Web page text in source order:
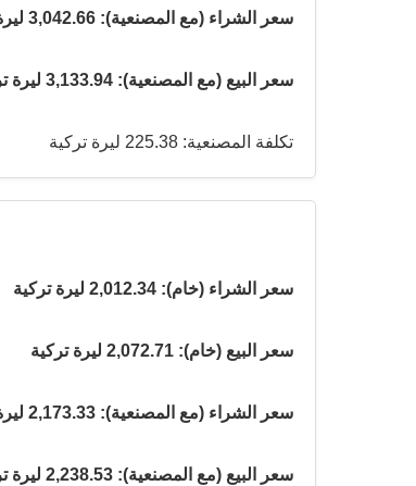
سعر الشراء (مع المصنعية): 3,042.66 ليرة تركية
سعر البيع (مع المصنعية): 3,133.94 ليرة تركية
تكلفة المصنعية: 225.38 ليرة تركية
سعر الشراء (خام): 2,012.34 ليرة تركية
سعر البيع (خام): 2,072.71 ليرة تركية
سعر الشراء (مع المصنعية): 2,173.33 ليرة تركية
سعر البيع (مع المصنعية): 2,238.53 ليرة تركية